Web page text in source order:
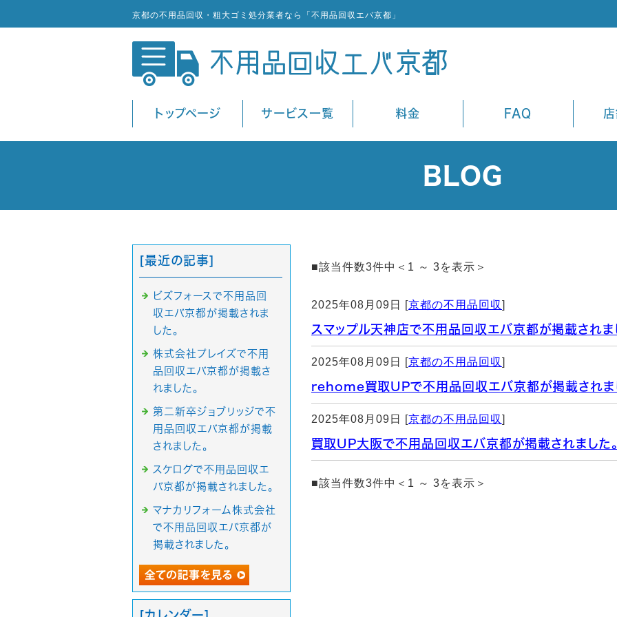
京都の不用品回収・粗大ゴミ処分業者なら「不用品回収エバ京都」
トップページ サービス一覧 料金 FAQ
BLOG
■該当件数3件中＜1 ～ 3を表示＞
2025年08月09日 [京都の不用品回収]
スマップル天神店で不用品回収エバ京都が掲載されま
2025年08月09日 [京都の不用品回収]
rehome買取UPで不用品回収エバ京都が掲載されま
2025年08月09日 [京都の不用品回収]
買取UP大阪で不用品回収エバ京都が掲載されました。
■該当件数3件中＜1 ～ 3を表示＞
[最近の記事]
ビズフォースで不用品回
収エバ京都が掲載されま
した。
株式会社プレイズで不用
品回収エバ京都が掲載さ
れました。
第二新卒ジョブリッジで不
用品回収エバ京都が掲載
されました。
スケログで不用品回収エ
バ京都が掲載されました。
マナカリフォーム株式会社
で不用品回収エバ京都が
掲載されました。